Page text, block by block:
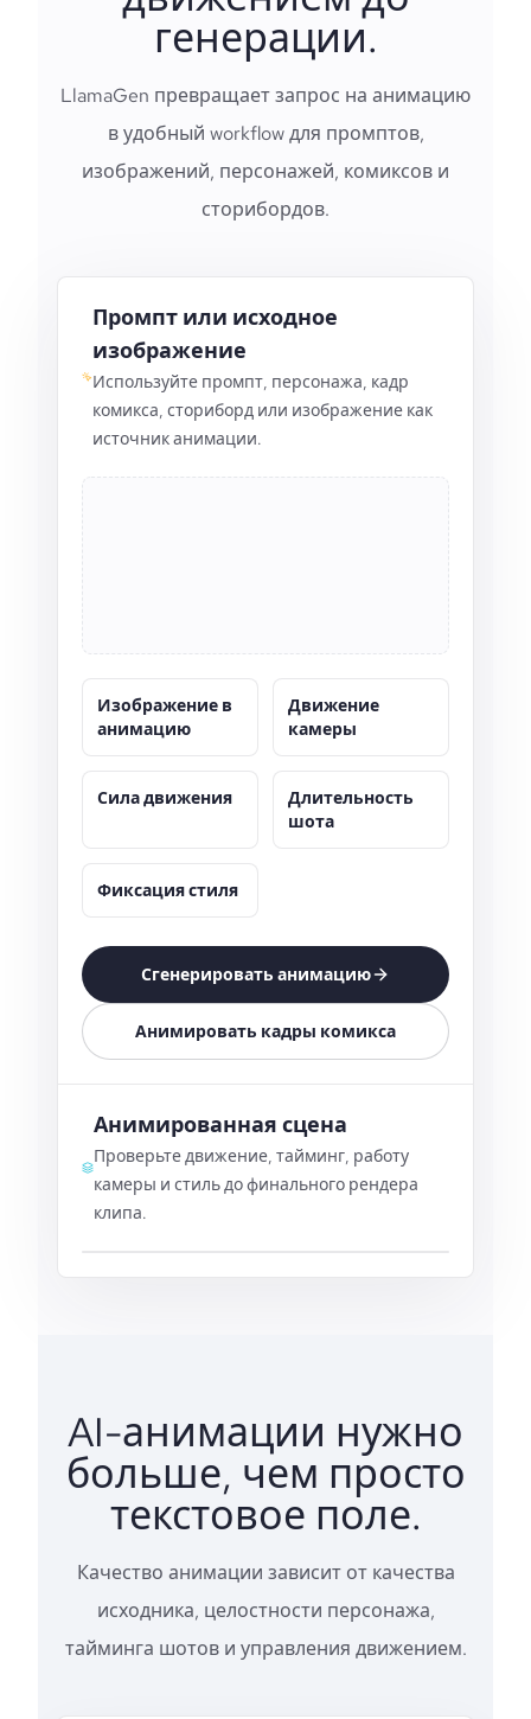
генерации.
LlamaGen превращает запрос на анимацию
в удобный workflow для промптов,
изображений, персонажей, комиксов и
сторибордов.
Промпт или исходное
изображение
Используйте промпт, персонажа, кадр
комикса, сториборд или изображение как
источник анимации.
Изображение в
анимацию
Движение
камеры
Сила движения
Длительность
шота
Фиксация стиля
Сгенерировать анимацию
Анимировать кадры комикса
Анимированная сцена
Проверьте движение, тайминг, работу
камеры и стиль до финального рендера
клипа.
AI-анимации нужно
больше, чем просто
текстовое поле.
Качество анимации зависит от качества
исходника, целостности персонажа,
тайминга шотов и управления движением.